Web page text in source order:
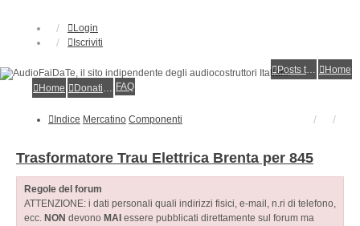
Login
Iscriviti
Posts toplist
Home
Home
Donations FAQ
Indice Mercatino Componenti
Trasformatore Trau Elettrica Brenta per 845
Regole del forum
ATTENZIONE: i dati personali quali indirizzi fisici, e-mail, n.ri di telefono,
ecc. NON devono MAI essere pubblicati direttamente sul forum ma